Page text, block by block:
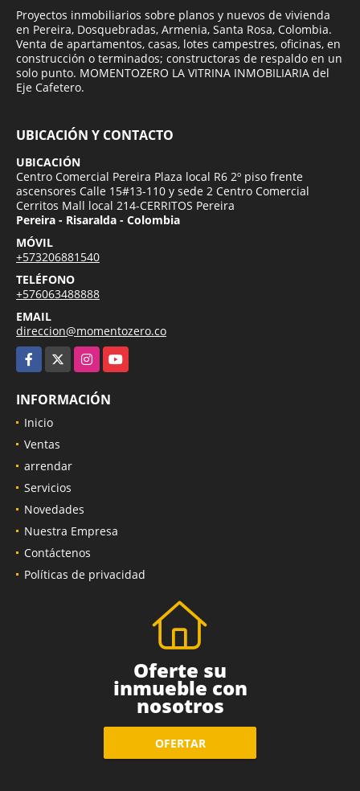
Proyectos inmobiliarios sobre planos y nuevos de vivienda
en Pereira, Dosquebradas, Armenia, Santa Rosa, Colombia.
Venta de apartamentos, casas, lotes campestres, oficinas, en
construcción o terminados; constructoras de respaldo en un
solo punto. MOMENTOZERO LA VITRINA INMOBILIARIA del
Eje Cafetero.
UBICACIÓN Y CONTACTO
UBICACIÓN
Centro Comercial Pereira Plaza local R6 2º piso frente
ascensores Calle 15#13-110 y sede 2 Centro Comercial
Cerritos Mall local 214-CERRITOS Pereira
Pereira - Risaralda - Colombia
MÓVIL
+573206881540
TELÉFONO
+576063488888
EMAIL
direccion@momentozero.co
Facebook
InstagramYouTube
INFORMACIÓN
Inicio
Ventas
arrendar
Servicios
Novedades
Nuestra Empresa
Contáctenos
Políticas de privacidad
Oferte su
inmueble con
nosotros
OFERTAR